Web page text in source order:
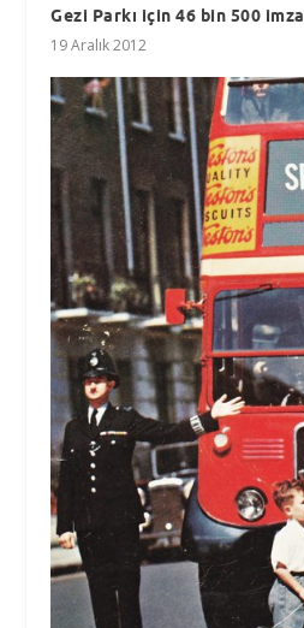
Gezi Parkı için 46 bin 500 imza
19 Aralık 2012